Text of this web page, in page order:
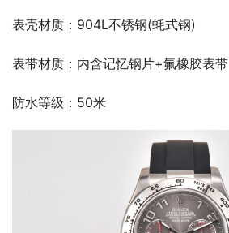
表壳材质：904L不锈钢(蚝式钢)
表带材质：内含记忆钢片+氟橡胶表带
防水等级：50米